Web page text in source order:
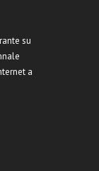
su
a